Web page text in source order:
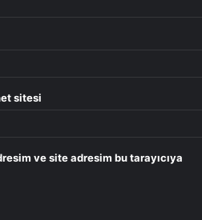
sitesi
ve site adresim bu tarayıcıya